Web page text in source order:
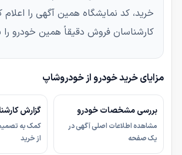
خرید، کد نمایشگاه همین آگهی را اعلام
کارشناسان فروش دقیقاً همین خودرو را
مزایای خرید خودرو از خودروشاپ
بررسی مشخصات خودرو
مشاهده اطلاعات اصلی آگهی در
یک صفحه
گزارش
کمک به
از خرید